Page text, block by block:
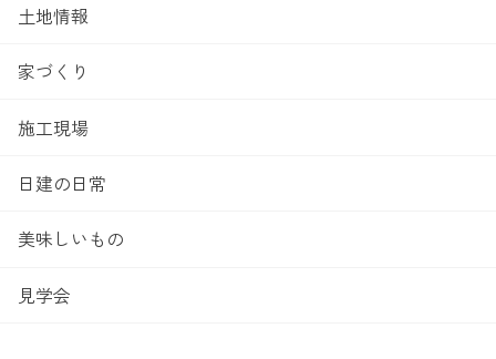
土地情報
家づくり
施工現場
日建の日常
美味しいもの
見学会